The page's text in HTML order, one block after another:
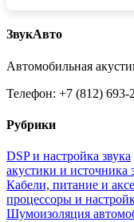
ЗвукАвто
Автомобильная
Телефон: +7 (812) 693-
Рубрики
DSP и настройка звука
акустики и источника
Кабели, питание и
процессоры и
Шумоизоляция